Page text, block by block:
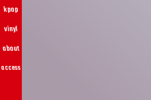
kpop
vinyl
about
access